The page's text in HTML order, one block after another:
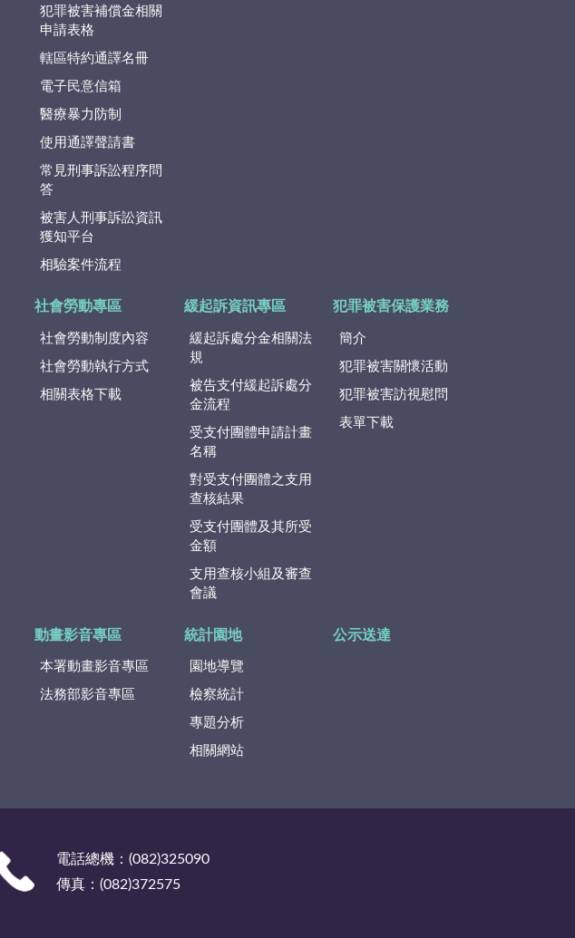
犯罪被害補償金相關
申請表格
轄區特約通譯名冊
電子民意信箱
醫療暴力防制
使用通譯聲請書
常見刑事訴訟程序問
答
被害人刑事訴訟資訊
獲知平台
相驗案件流程
社會勞動專區
社會勞動制度內容
社會勞動執行方式
相關表格下載
緩起訴資訊專區
緩起訴處分金相關法
規
被告支付緩起訴處分
金流程
受支付團體申請計畫
名稱
對受支付團體之支用
查核結果
受支付團體及其所受
金額
支用查核小組及審查
會議
犯罪被害保護業務
簡介
犯罪被害關懷活動
犯罪被害訪視慰問
表單下載
動畫影音專區
本署動畫影音專區
法務部影音專區
統計園地
園地導覽
檢察統計
專題分析
相關網站
公示送達
電話總機：(082)325090
傳真：(082)372575